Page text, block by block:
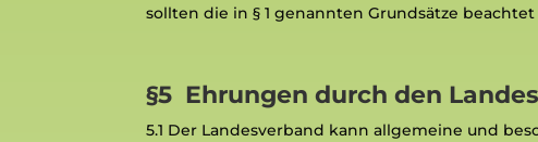
sollten die in § 1 genannten Grundsätze
§5 Ehrungen durch den
5.1 Der Landesverband kann allgemeine und